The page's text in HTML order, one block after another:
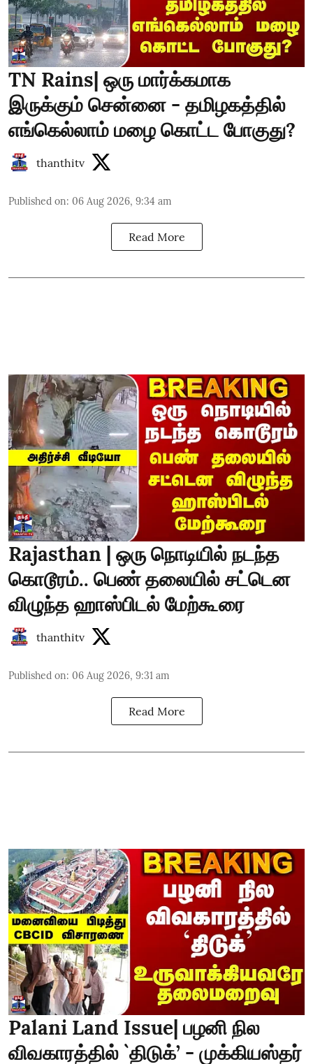
TN Rains| ஒரு மார்க்கமாக
இருக்கும் சென்னை - தமிழகத்தில்
எங்கெல்லாம் மழை கொட்ட போகுது?
thanthitv
Published on: 06 Aug 2026, 9:34 am
Read More
Rajasthan | ஒரு நொடியில் நடந்த
கொடூரம்.. பெண் தலையில் சட்டென
விழுந்த ஹாஸ்பிடல் மேற்கூரை
thanthitv
Published on: 06 Aug 2026, 9:31 am
Read More
Palani Land Issue| பழனி நில
விவகாரத்தில் `திடுக்’ - முக்கியஸ்தர்